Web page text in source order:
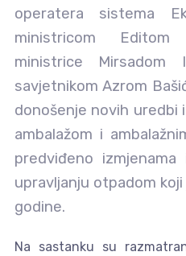
operatera sistema
ministricom Editom
ministrice Mirsadom
savjetnikom Azrom
donošenje novih uredbi
ambalažom i
predviđeno
upravljanju otpadom
godine.
Na sastanku su